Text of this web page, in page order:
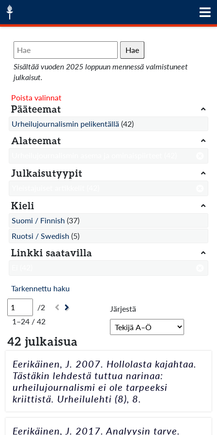
Hae
Sisältää vuoden 2025 loppuun mennessä valmistuneet
julkaisut.
/2
1–24 / 42
Järjestä
42 julkaisua
Eerikäinen, J. 2007. Hollolasta kajahtaa.
Tästäkin lehdestä tuttua narinaa:
urheilujournalismi ei ole tarpeeksi
kriittistä. Urheilulehti (8), 8.
Eerikäinen, J. 2017. Analyysin tarve.
Poista valinnat
Pääteemat
Urheilujournalismin pelikentällä (42)
Alateemat
Julkaisutyypit
Kieli
Suomi / Finnish (37)
Ruotsi / Swedish (5)
Linkki saatavilla
Tarkennettu haku